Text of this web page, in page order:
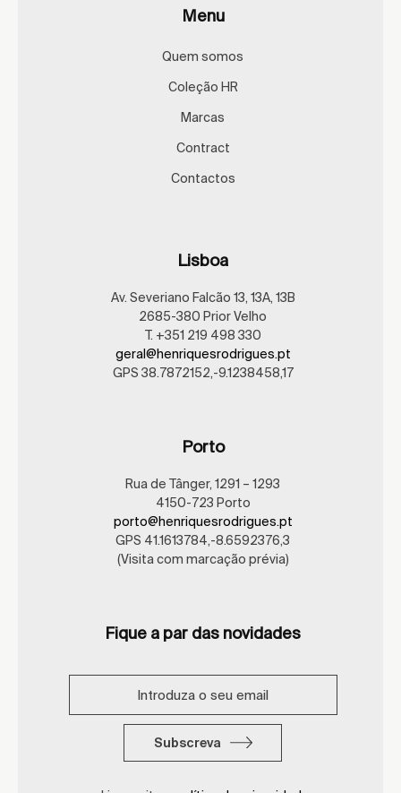
Menu
Quem somos
Coleção HR
Marcas
Contract
Contactos
Lisboa
Av. Severiano Falcão 13, 13A, 13B
2685-380 Prior Velho
T. +351 219 498 330
geral@henriquesrodrigues.pt
GPS 38.7872152,-9.1238458,17
Porto
Rua de Tânger, 1291 – 1293
4150-723 Porto
porto@henriquesrodrigues.pt
GPS 41.1613784,-8.6592376,3
(Visita com marcação prévia)
Fique a par das novidades
Subscreva